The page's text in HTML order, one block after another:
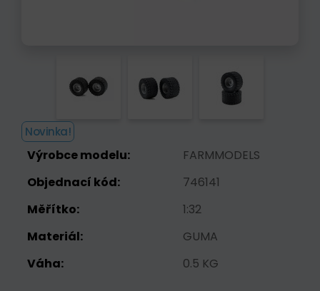
Novinka!
Výrobce modelu:
FARMMODELS
Objednací kód:
746141
Měřítko:
1:32
Materiál:
GUMA
Váha:
0.5 KG